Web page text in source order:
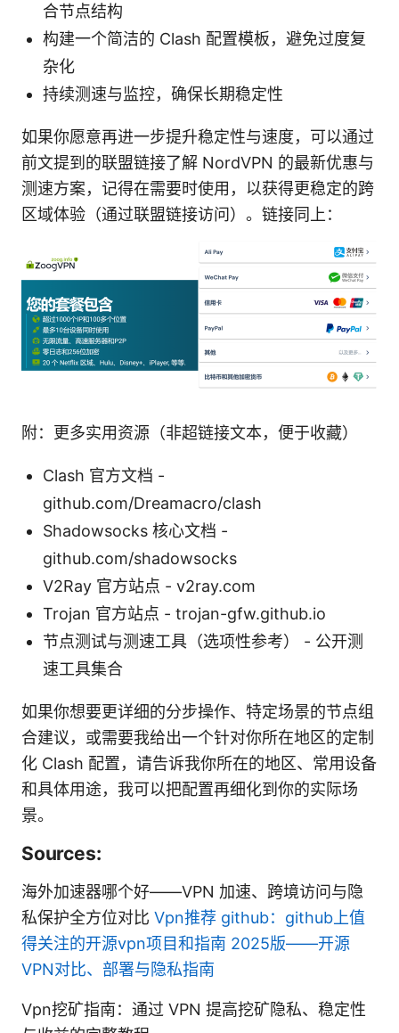
合节点结构
构建一个简洁的 Clash 配置模板，避免过度复
杂化
持续测速与监控，确保长期稳定性
如果你愿意再进一步提升稳定性与速度，可以通过
前文提到的联盟链接了解 NordVPN 的最新优惠与
测速方案，记得在需要时使用，以获得更稳定的跨
区域体验（通过联盟链接访问）。链接同上：
附：更多实用资源（非超链接文本，便于收藏）
Clash 官方文档 -
github.com/Dreamacro/clash
Shadowsocks 核心文档 -
github.com/shadowsocks
V2Ray 官方站点 - v2ray.com
Trojan 官方站点 - trojan-gfw.github.io
节点测试与测速工具（选项性参考） - 公开测
速工具集合
如果你想要更详细的分步操作、特定场景的节点组
合建议，或需要我给出一个针对你所在地区的定制
化 Clash 配置，请告诉我你所在的地区、常用设备
和具体用途，我可以把配置再细化到你的实际场
景。
Sources:
海外加速器哪个好——VPN 加速、跨境访问与隐
私保护全方位对比 Vpn推荐 github：github上值
得关注的开源vpn项目和指南 2025版——开源
VPN对比、部署与隐私指南
Vpn挖矿指南：通过 VPN 提高挖矿隐私、稳定性